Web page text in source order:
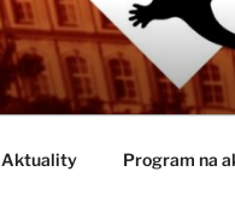
zájemcům o evoluci a
Aktuality Program na